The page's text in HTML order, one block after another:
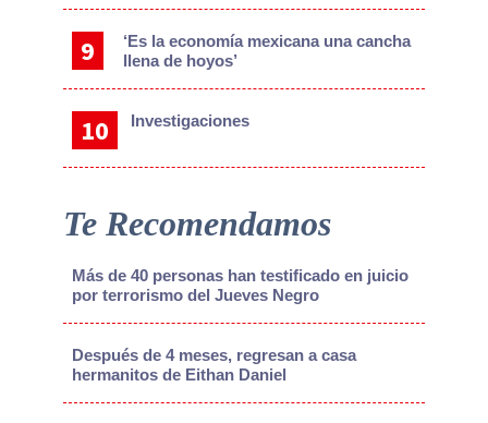
‘Es la economía mexicana una cancha
llena de hoyos’
Investigaciones
Te Recomendamos
Más de 40 personas han testificado en juicio
por terrorismo del Jueves Negro
Después de 4 meses, regresan a casa
hermanitos de Eithan Daniel